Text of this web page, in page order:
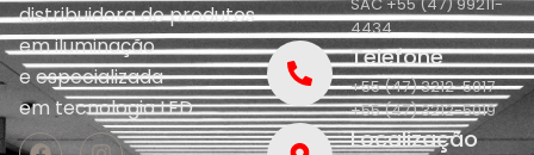
distribuidora de produtos
em iluminação
eespecializada
emtecnologia LED.
4434
Telefone
+55 (47) 3212-5017
+55 (47) 3212-5019
Localização